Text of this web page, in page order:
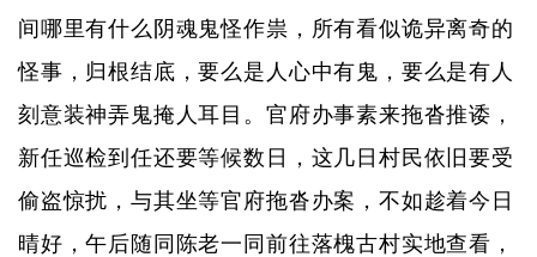
间哪里有什么阴魂鬼怪作祟，所有看似诡异离奇的
怪事，归根结底，要么是人心中有鬼，要么是有人
刻意装神弄鬼掩人耳目。官府办事素来拖沓推诿，
新任巡检到任还要等候数日，这几日村民依旧要受
偷盗惊扰，与其坐等官府拖沓办案，不如趁着今日
晴好，午后随同陈老一同前往落槐古村实地查看，